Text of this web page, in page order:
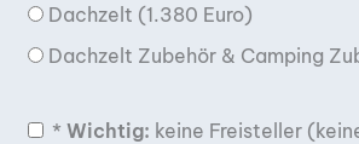
Dachzelt (1.380 Euro)
Dachzelt Zubehör & Camping
* Wichtig: keine Freisteller